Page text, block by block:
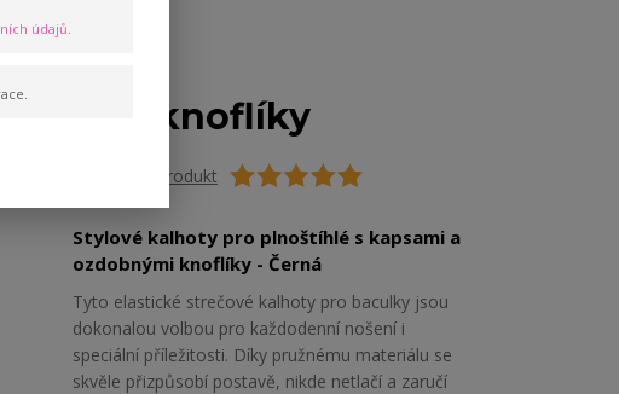
zlatými knoflíky
Ohodnotit produkt
Stylové kalhoty pro plnoštíhlé s kapsami a
ozdobnými knoflíky - Černá
Tyto elastické strečové kalhoty pro baculky jsou
dokonalou volbou pro každodenní nošení i
speciální příležitosti. Díky pružnému materiálu se
skvěle přizpůsobí postavě, nikde netlačí a zaručí
údajů.